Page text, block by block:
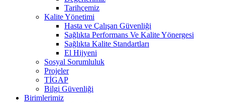
Tarihçemiz
Kalite Yönetimi
Hasta ve Çalışan Güvenliği
Sağlıkta Performans Ve Kalite Yönergesi
Sağlıkta Kalite Standartları
El Hijyeni
Sosyal Sorumluluk
Projeler
TİGAP
Bilgi Güvenliği
Birimlerimiz